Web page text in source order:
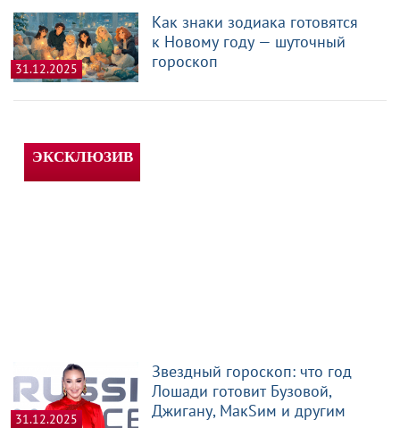
31.12.2025
Как знаки зодиака готовятся
к Новому году — шуточный
гороскоп
31.12.2025
Звездный гороскоп: что год
Лошади готовит Бузовой,
Джигану, МакSим и другим